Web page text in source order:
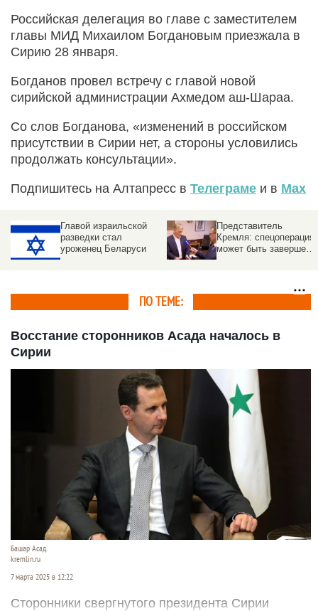
Российская делегация во главе с заместителем
главы МИД Михаилом Богдановым приезжала в
Сирию 28 января.
Богданов провел встречу с главой новой
сирийской администрации Ахмедом аш-Шараа.
Со слов Богданова, «изменений в российском
присутствии в Сирии нет, а стороны условились
продолжать консультации».
Подпишитесь на Алтапресс в Телеграме и в Max
Представитель
Кремля: спецоперация
может быть завершена
Российские врачи
предложили менять
военных на передовой
ПО ТЕМЕ:
Восстание сторонников Асада началось в
Сирии
Башар Асад.
kremlin.ru
7 марта 2025 в 12:22
Сторонники свергнутого президента Сирии